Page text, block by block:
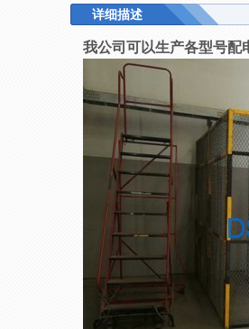
详细描述
我公司可以生产各型号配